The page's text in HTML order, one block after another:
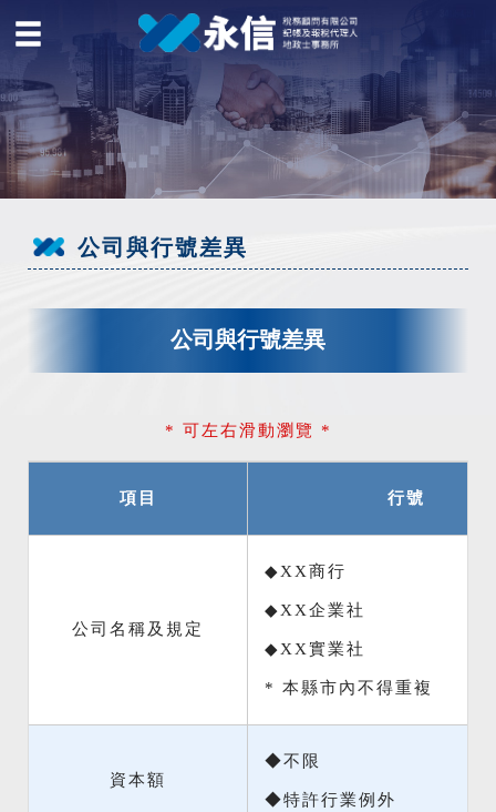
公司與行號差異
公司與行號差異
* 可左右滑動瀏覽 *
項目 行號
公司名稱及規定
◆XX商行
◆XX企業社
◆XX實業社
* 本縣市內不得重複
資本額
◆不限
◆特許行業例外